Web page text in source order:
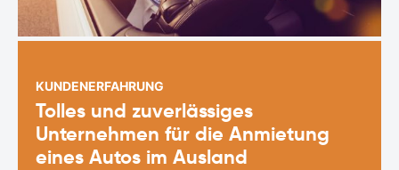
KUNDENERFAHRUNG
Tolles und zuverlässiges
Unternehmen für die Anmietung
eines Autos im Ausland